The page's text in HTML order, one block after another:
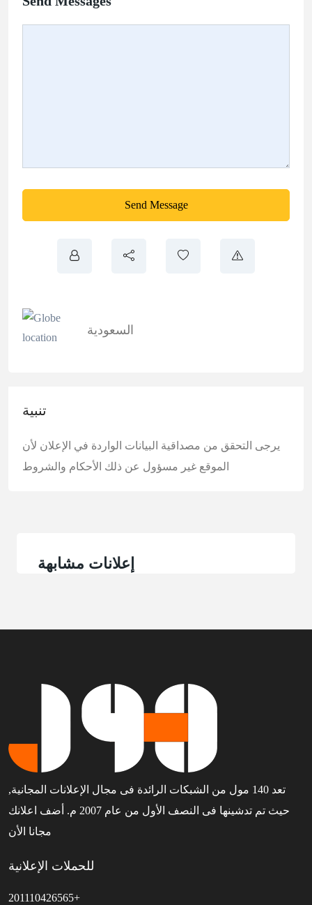
Send Message
السعودية
تنبية
يرجى التحقق من مصداقية البيانات الواردة في الإعلان لأن
الموقع غير مسؤول عن ذلك الأحكام والشروط
إعلانات مشابهة
تعد 140 مول من الشبكات الرائدة فى مجال الإعلانات المجانية,
حيث تم تدشينها فى النصف الأول من عام 2007 م. أضف اعلانك
مجانا الأن
للحملات الإعلانية
201110426565+